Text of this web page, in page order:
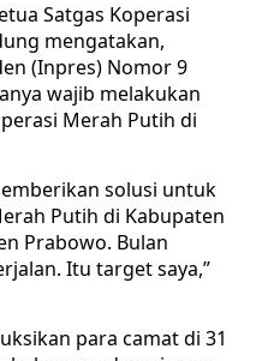
Satgas Koperasi
mengatakan,
(Inpres) Nomor 9
wajib melakukan
Merah Putih di
solusi untuk
Putih di Kabupaten
Prabowo. Bulan
Itu target saya,”
para camat di 31